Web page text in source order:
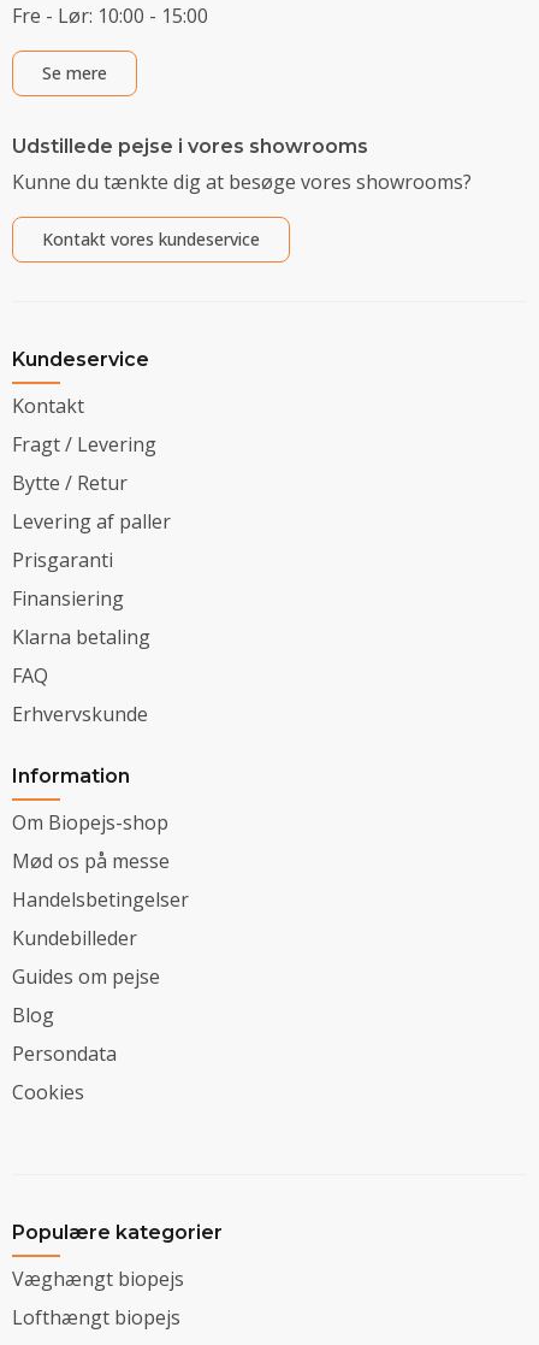
Fre - Lør: 10:00 - 15:00
Se mere
Udstillede pejse i vores showrooms
Kunne du tænkte dig at besøge vores showrooms?
Kontakt vores kundeservice
Kundeservice
Kontakt
Fragt / Levering
Bytte / Retur
Levering af paller
Prisgaranti
Finansiering
Klarna betaling
FAQ
Erhvervskunde
Information
Om Biopejs-shop
Mød os på messe
Handelsbetingelser
Kundebilleder
Guides om pejse
Blog
Persondata
Cookies
Populære kategorier
Væghængt biopejs
Lofthængt biopejs